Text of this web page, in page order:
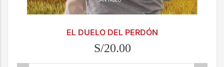
EL DUELO DEL PERDÓN
S/20.00